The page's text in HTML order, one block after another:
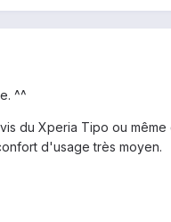
^^
du Xperia Tipo ou
d'usage très moyen.